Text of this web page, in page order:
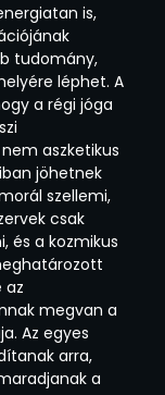
is,
tudomány,
léphet. A
a régi jóga
aszketikus
jöhetnek
szellemi,
csak
és a kozmikus
az
megvan a
Az egyes
arra,
a